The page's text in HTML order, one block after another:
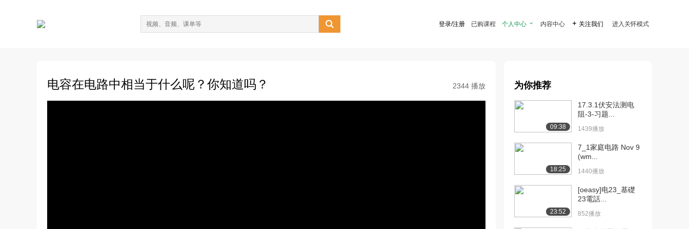
 登录/注册 已购课程 个人中心  内容中心  关注我们 进入关怀模式
电容在电路中相当于什么呢？你知道吗？ 2344 播放 为你推荐
09:38
17.3.1伏安法测电
阻-3-习题...
1439播放
18:25
7_1家庭电路 Nov 9
(wm...
1440播放
23:52
[oeasy]电23_基礎
23電話...
852播放